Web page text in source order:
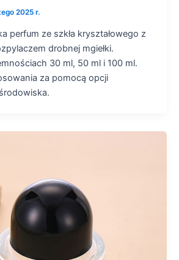
2025 r.
perfum ze szkła kryształowego z
drobnej mgiełki.
30 ml, 50 ml i 100 ml.
za pomocą opcji